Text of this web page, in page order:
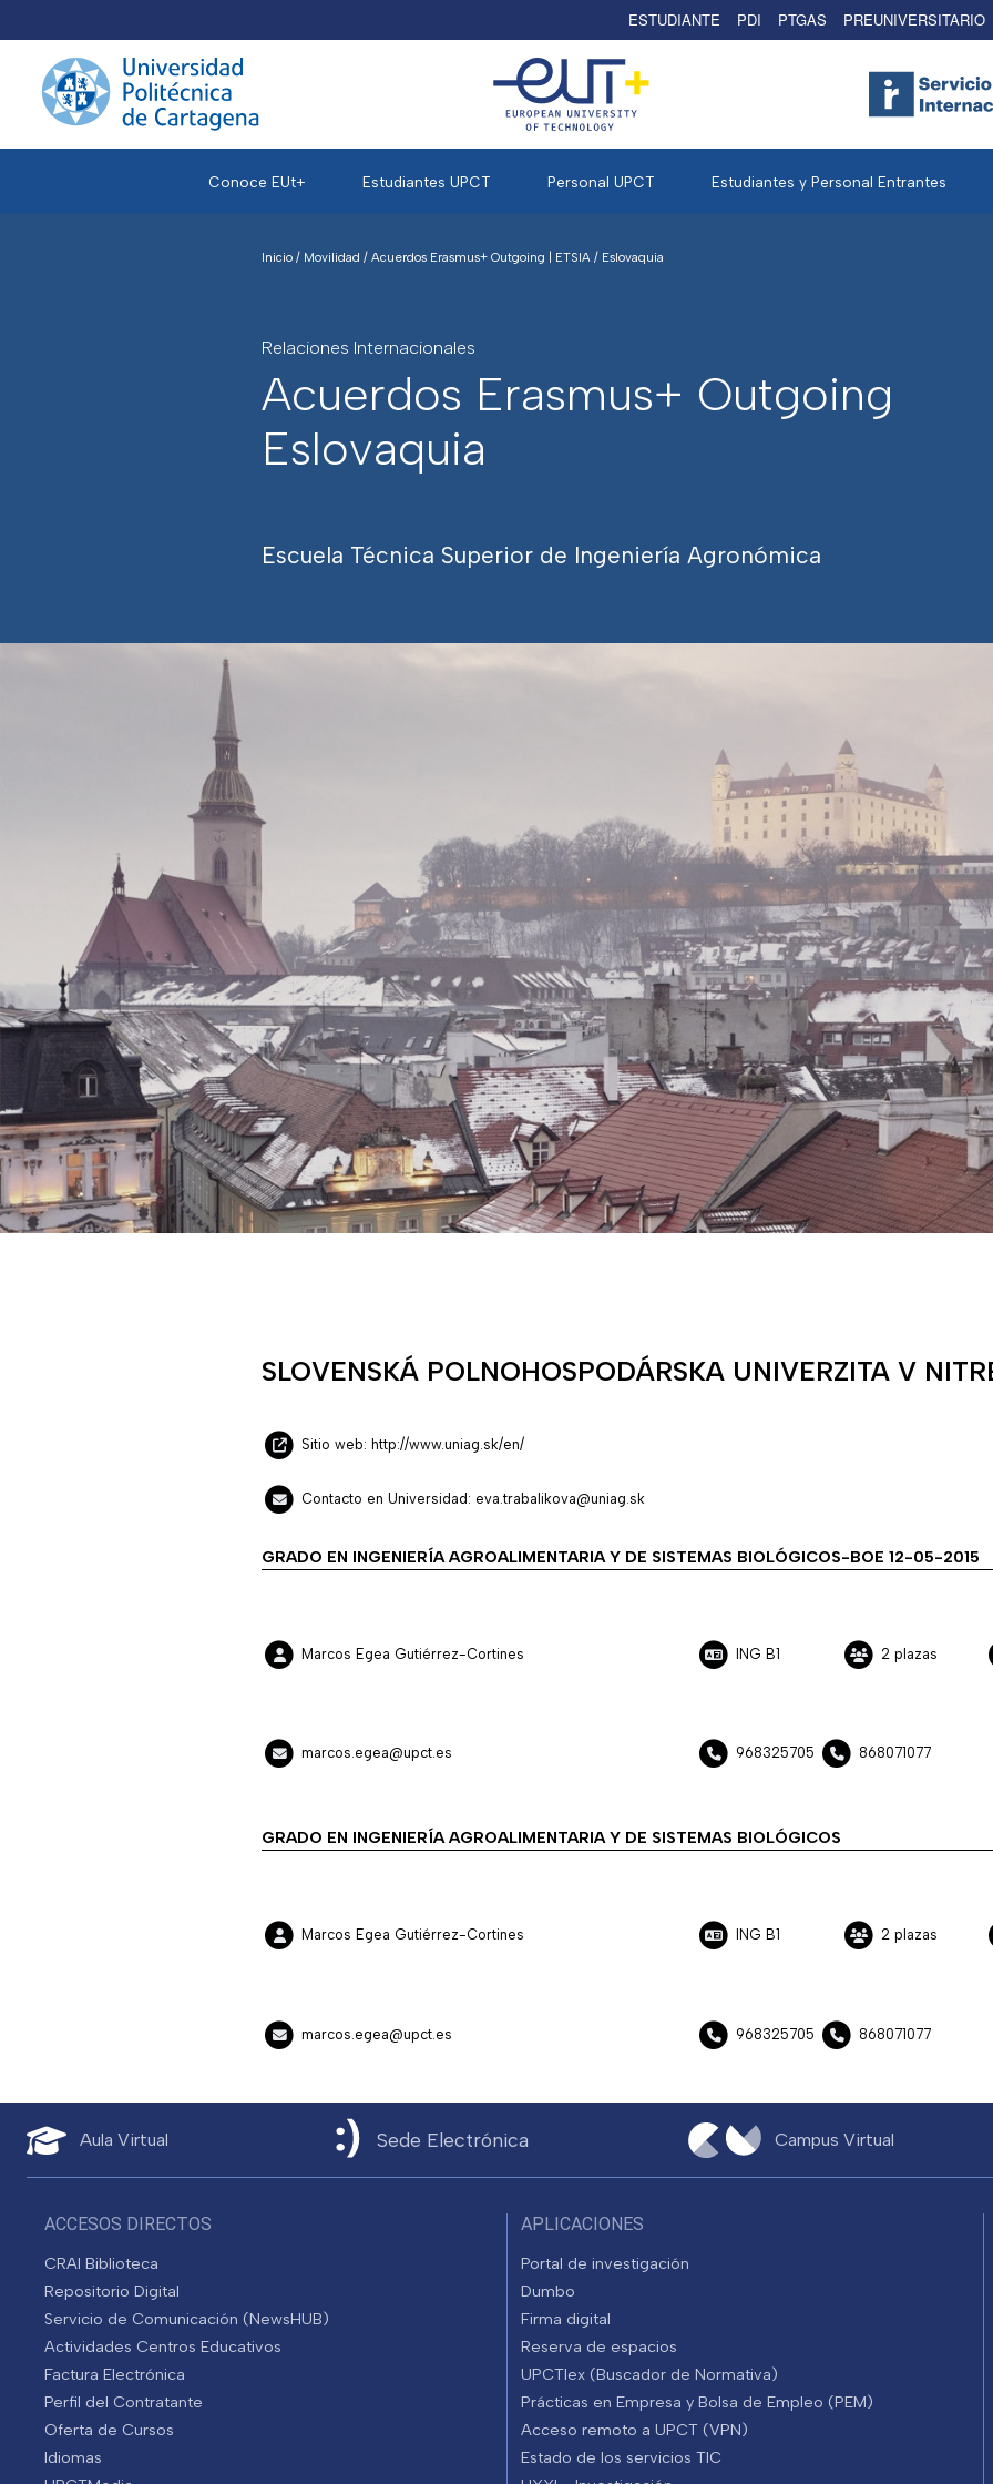
ESTUDIANTE PDI PTGAS PREUNIVERSITARIO
Conoce EUt+ Estudiantes UPCT Personal UPCT Estudiantes y Personal Entrantes
Inicio / Movilidad / Acuerdos Erasmus+ Outgoing | ETSIA / Eslovaquia
Relaciones Internacionales
Acuerdos Erasmus+ Outgoing
Eslovaquia
Escuela Técnica Superior de Ingeniería Agronómica
SLOVENSKÁ POLNOHOSPODÁRSKA UNIVERZITA V
Sitio web: http://www.uniag.sk/en/
Contacto en Universidad: eva.trabalikova@uniag.sk
GRADO EN INGENIERÍA AGROALIMENTARIA Y DE SISTEMAS BIOLÓGICOS-BOE 12-05-2015
Marcos Egea Gutiérrez-Cortines ING B1 2 plazas
marcos.egea@upct.es 968325705 868071077
GRADO EN INGENIERÍA AGROALIMENTARIA Y DE SISTEMAS BIOLÓGICOS
Marcos Egea Gutiérrez-Cortines ING B1 2 plazas
marcos.egea@upct.es 968325705 868071077
Aula Virtual Sede Electrónica Campus Virtual
ACCESOS DIRECTOS
CRAI Biblioteca
Repositorio Digital
Servicio de Comunicación (NewsHUB)
Actividades Centros Educativos
Factura Electrónica
Perfil del Contratante
Oferta de Cursos
Idiomas
APLICACIONES
Portal de investigación
Dumbo
Firma digital
Reserva de espacios
UPCTlex (Buscador de Normativa)
Prácticas en Empresa y Bolsa de Empleo (PEM)
Acceso remoto a UPCT (VPN)
Estado de los servicios TIC